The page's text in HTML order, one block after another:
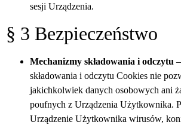
sesji Urządzenia.
§ 3 Bezpieczeństwo
Mechanizmy składowania i odczytu
składowania i odczytu Cookies nie
jakichkolwiek danych osobowych ani
poufnych z Urządzenia Użytkownika.
Urządzenie Użytkownika wirusów,